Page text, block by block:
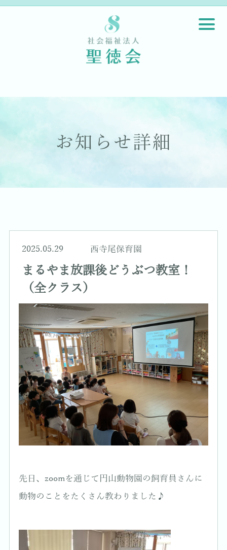
お知らせ詳細
2025.05.29 西寺尾保育園
まるやま放課後どうぶつ教室！
（全クラス）
先日、zoomを通じて円山動物園の飼育員さんに
動物のことをたくさん教わりました♪